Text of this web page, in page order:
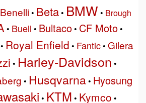
Benelli• Beta• BMW • Brough
• Buell • Bultaco• CF Moto•
• Royal Enfield • Fantic• Gilera
• Harley-Davidson •
• Husqvarna• Hyosung
• KTM • Kymco •